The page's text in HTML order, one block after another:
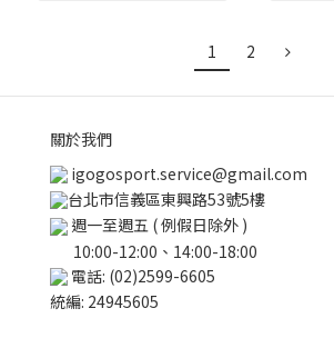
1 2
關於我們
igogosport.service@gmail.com
台北市信義區東興路53號5樓
週一至週五 ( 例假日除外 )
10:00-12:00、14:00-18:00
電話: (02)2599-6605
統編: 24945605